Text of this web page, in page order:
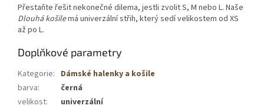
Přestaňte řešit nekonečné dilema, jestli zvolit S, M nebo L. Naše
Dlouhá košilemá univerzální střih, který sedí velikostem od XS
až po L.
Doplňkové parametry
Kategorie: Dámské halenky a košile
barva:
černá
velikost:
univerzální